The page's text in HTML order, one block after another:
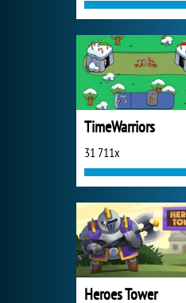
TimeWarriors
31 711x
Heroes Tower